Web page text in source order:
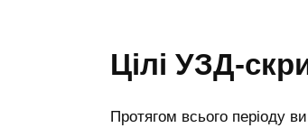
Цілі УЗД-
Протягом всього періоду